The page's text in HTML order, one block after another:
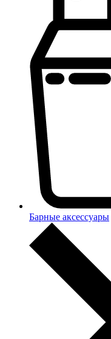
Барные аксессуары